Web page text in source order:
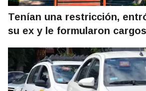
Tenían una restricción,
su ex y le formularon cargos